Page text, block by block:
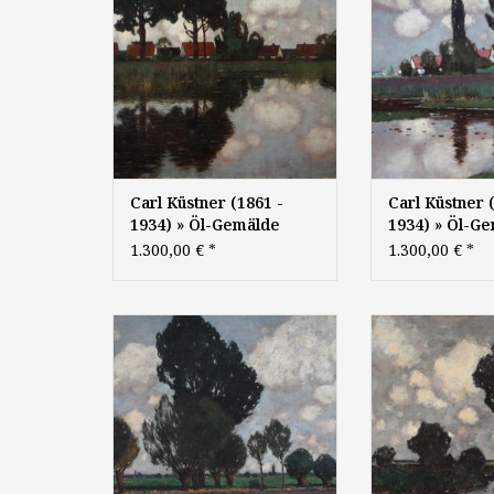
Carl Küstner (1861 -
1934) » Öl-Gemälde
Landschaft Klassische
1.300,00 € *
Carl Küstner
1934) » Öl-
Landschaft
1.300,00 € *
Prof. Carl Küstner (1861 -
1934): "Bäume am Wasser", um
1910, Öl auf Leinwand, 60 x 80
cm, signiert
Carl Küstner
auf Leinwand,